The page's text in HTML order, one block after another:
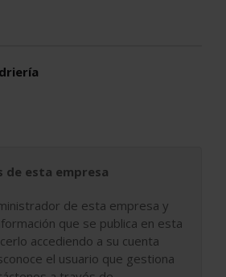
esta empresa
de esta empresa y
que se publica en esta
accediendo a su cuenta
el usuario que gestiona